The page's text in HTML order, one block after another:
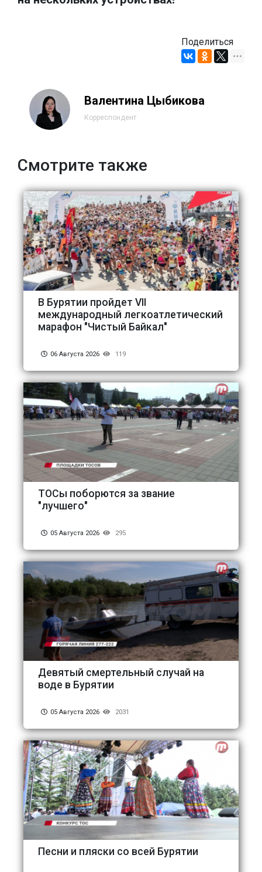
Поделиться
Валентина Цыбикова
Корреспондент
Смотрите также
В Бурятии пройдет VII
международный легкоатлетический
марафон "Чистый Байкал"
06 Августа 2026 119
ТОСы поборются за звание
"лучшего"
05 Августа 2026 295
Девятый смертельный случай на
воде в Бурятии
05 Августа 2026 2031
Песни и пляски со всей Бурятии